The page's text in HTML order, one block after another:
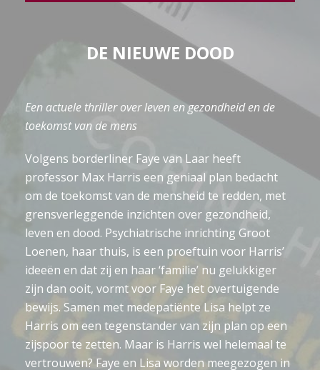
DE NIEUWE DOOD
Een actuele thriller over leven en gezondheid en de
toekomst van de mens
Volgens borderliner Faye van Laar heeft
professor Max Harris een geniaal plan bedacht
om de toekomst van de mensheid te redden, met
grensverleggende inzichten over gezondheid,
leven en dood. Psychiatrische inrichting Groot
Loenen, haar thuis, is een proeftuin voor Harris’
ideeën en dat zij en haar ‘familie’ nu gelukkiger
zijn dan ooit, vormt voor Faye het overtuigende
bewijs. Samen met medepatiënte Lisa helpt ze
Harris om een tegenstander van zijn plan op een
zijspoor te zetten. Maar is Harris wel helemaal te
vertrouwen? Faye en Lisa worden meegezogen in